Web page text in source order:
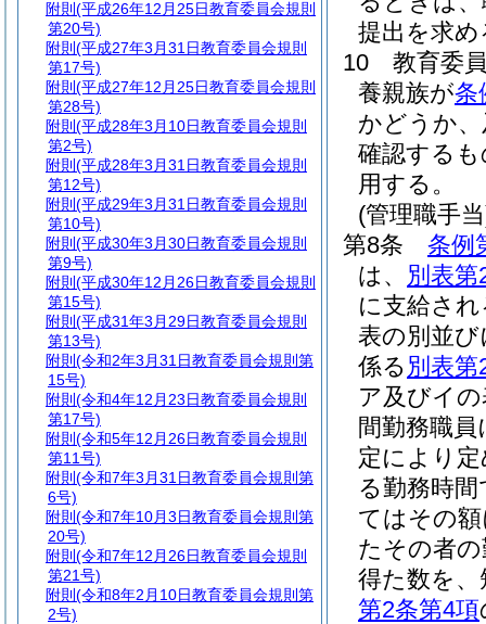
提出を求
10
教育委
養親族が条
かどうか
確認する
用する。
(管理職手
第8条
条例
は、 別表第
に支給さ
表の別並
係る 別表第
ア及びイ
間勤務職
定により
る勤務時
てはその
たその者
得た数を
第2条第4項
附則 (平成26年12月25日教育委員会規則
第20号)
附則 (平成27年3月31日教育委員会規則
第17号)
附則 (平成27年12月25日教育委員会規則
第28号)
附則 (平成28年3月10日教育委員会規則
第2号)
附則 (平成28年3月31日教育委員会規則
第12号)
附則 (平成29年3月31日教育委員会規則
第10号)
附則 (平成30年3月30日教育委員会規則
第9号)
附則 (平成30年12月26日教育委員会規則
第15号)
附則 (平成31年3月29日教育委員会規則
第13号)
附則 (令和2年3月31日教育委員会規則第
15号)
附則 (令和4年12月23日教育委員会規則
第17号)
附則 (令和5年12月26日教育委員会規則
第11号)
附則 (令和7年3月31日教育委員会規則第
6号)
附則 (令和7年10月3日教育委員会規則第
20号)
附則 (令和7年12月26日教育委員会規則
第21号)
附則 (令和8年2月10日教育委員会規則第
2号)